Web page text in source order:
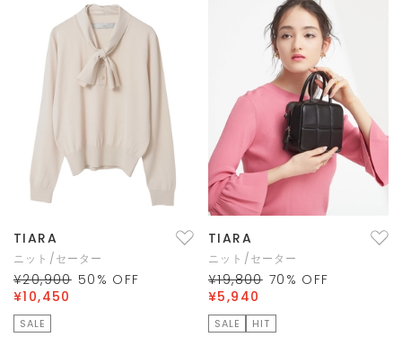
TIARA
ニット/セーター
¥20,900 50 % OFF
¥10,450
SALE
TIARA
ニット/セーター
¥19,800 70 % OFF
¥5,940
SALE HIT